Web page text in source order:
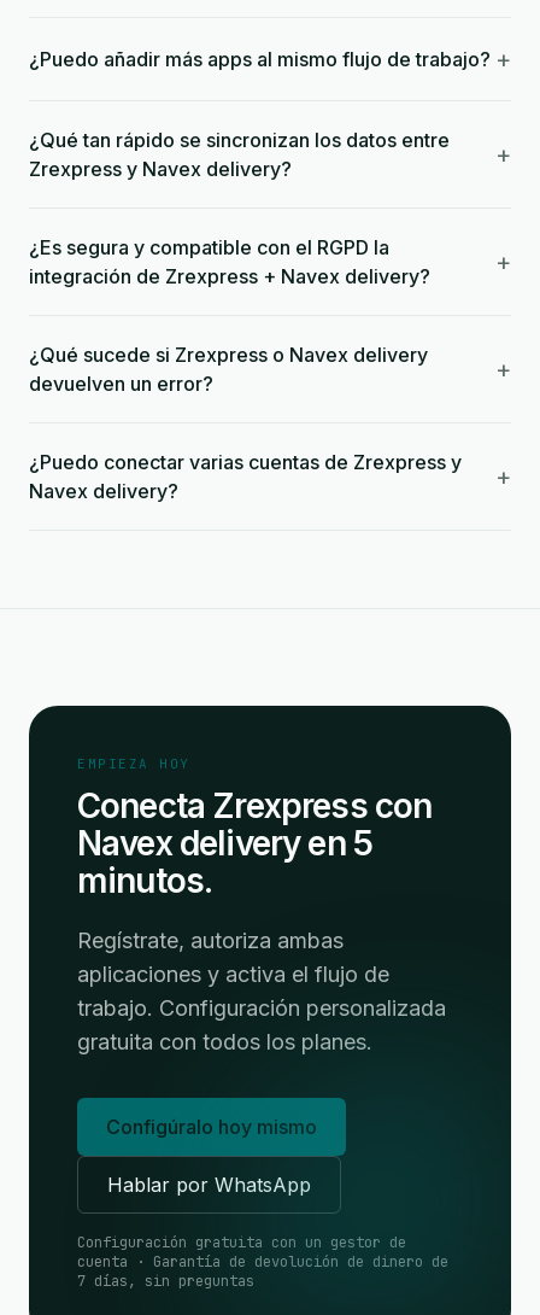
¿Puedo añadir más apps al mismo flujo de trabajo? +
¿Qué tan rápido se sincronizan los datos entre
Zrexpress y Navex delivery?
+
¿Es segura y compatible con el RGPD la
integración de Zrexpress + Navex delivery?
+
¿Qué sucede si Zrexpress o Navex delivery
devuelven un error?
+
¿Puedo conectar varias cuentas de Zrexpress y
Navex delivery?
+
EMPIEZA HOY
Conecta Zrexpress con
Navex delivery en 5
minutos.
Regístrate, autoriza ambas
aplicaciones y activa el flujo de
trabajo. Configuración personalizada
gratuita con todos los planes.
Configúralo hoy mismo
Hablar por WhatsApp
Configuración gratuita con un gestor de
cuenta · Garantía de devolución de dinero de
7 días, sin preguntas